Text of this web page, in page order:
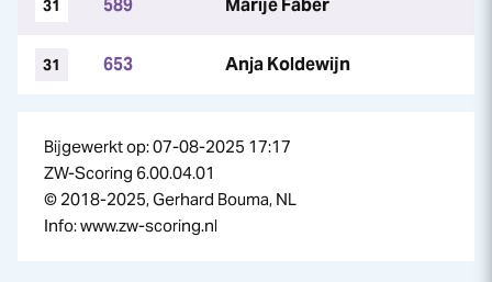
31 589 Marije Faber
31 653 Anja Koldewijn
Bijgewerkt op: 07-08-2025 17:17
ZW-Scoring 6.00.04.01
© 2018-2025, Gerhard Bouma, NL
Info: www.zw-scoring.nl